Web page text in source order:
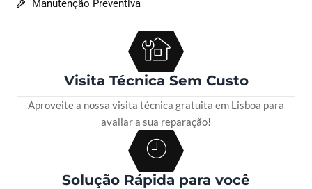
Manutenção Preventiva
Visita Técnica Sem Custo
Aproveite a nossa visita técnica gratuita em Lisboa para
avaliar a sua reparação!
Solução Rápida para você